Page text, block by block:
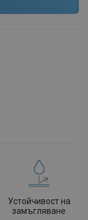
Устойчивост на
замъгляване